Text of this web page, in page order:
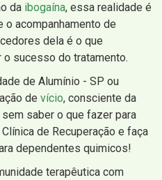
da ibogaína, essa realidade é
o acompanhamento de
dela é o que
sucesso do tratamento.
de Alumínio - SP ou
de vício, consciente da
saber o que fazer para
de Recuperação e faça
dependentes quimicos!
terapêutica com